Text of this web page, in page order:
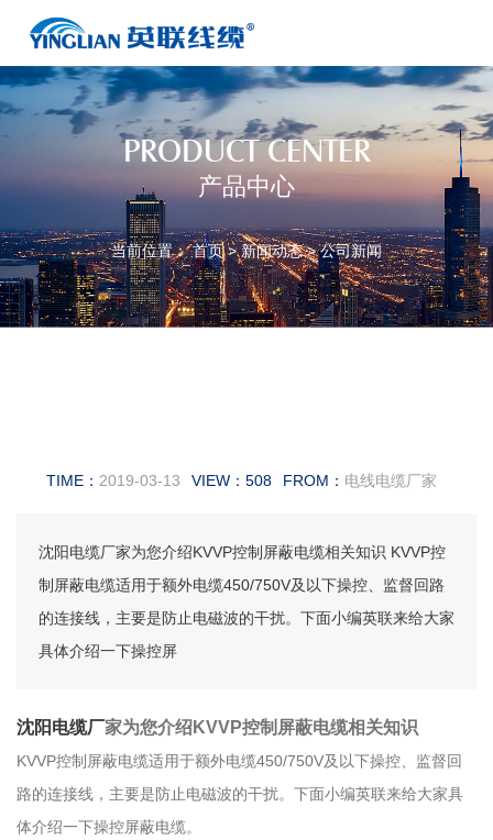
PRODUCT CENTER
产品中心
当前位置：首页>新闻动态>公司新闻
TIME： 2019-03-13 VIEW： 508 FROM： 电线电缆厂家
沈阳电缆厂家为您介绍KVVP控制屏蔽电缆相关知识 KVVP控
制屏蔽电缆适用于额外电缆450/750V及以下操控、监督回路
的连接线，主要是防止电磁波的干扰。下面小编英联来给大家
具体介绍一下操控屏
沈阳电缆厂家为您介绍KVVP控制屏蔽电缆相关知识
KVVP控制屏蔽电缆适用于额外电缆450/750V及以下操控、监督回
路的连接线，主要是防止电磁波的干扰。下面小编英联来给大家具
体介绍一下操控屏蔽电缆。